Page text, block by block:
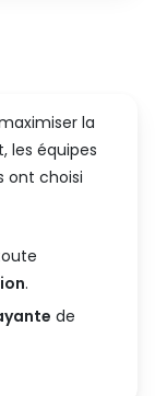
la
les équipes
ont choisi
.
de